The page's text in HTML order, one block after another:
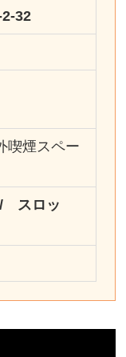
32
煙スペー
スロッ